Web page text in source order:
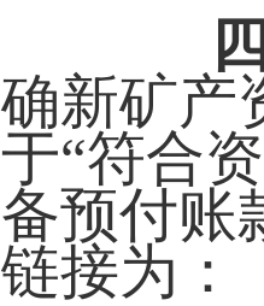
确新矿产
于“符合
备预付账
链接为：